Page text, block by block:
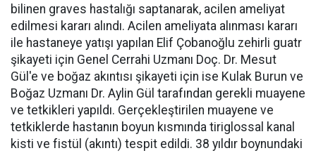
bilinen graves hastalığı saptanarak, acilen ameliyat
edilmesi kararı alındı. Acilen ameliyata alınması kararı
ile hastaneye yatışı yapılan Elif Çobanoğlu zehirli guatr
şikayeti için Genel Cerrahi Uzmanı Doç. Dr. Mesut
Gül'e ve boğaz akıntısı şikayeti için ise Kulak Burun ve
Boğaz Uzmanı Dr. Aylin Gül tarafından gerekli muayene
ve tetkikleri yapıldı. Gerçekleştirilen muayene ve
tetkiklerde hastanın boyun kısmında tiriglossal kanal
kisti ve fistül (akıntı) tespit edildi. 38 yıldır boynundaki